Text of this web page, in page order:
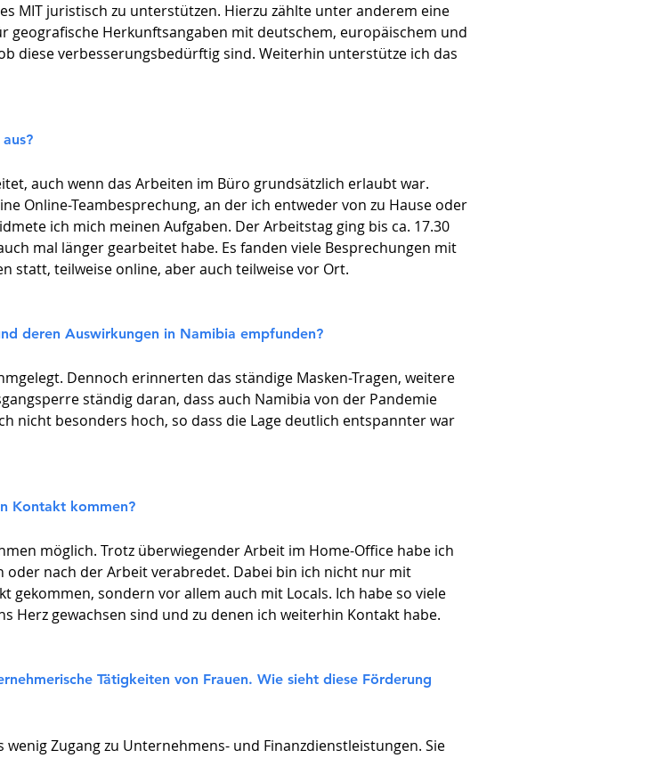
MIT juristisch zu unterstützen. Hierzu zählte unter anderem eine
geografische Herkunftsangaben mit deutschem, europäischem und
diese verbesserungsbedürftig sind. Weiterhin unterstütze ich das
auch wenn das Arbeiten im Büro grundsätzlich erlaubt war.
Online-Teambesprechung, an der ich entweder von zu Hause oder
ich mich meinen Aufgaben. Der Arbeitstag ging bis ca. 17.30
mal länger gearbeitet habe. Es fanden viele Besprechungen mit
statt, teilweise online, aber auch teilweise vor Ort.
deren Auswirkungen in Namibia empfunden?
Dennoch erinnerten das ständige Masken-Tragen, weitere
ständig daran, dass auch Namibia von der Pandemie
nicht besonders hoch, so dass die Lage deutlich entspannter war
Kontakt kommen?
möglich. Trotz überwiegender Arbeit im Home-Office habe ich
nach der Arbeit verabredet. Dabei bin ich nicht nur mit
gekommen, sondern vor allem auch mit Locals. Ich habe so viele
Herz gewachsen sind und zu denen ich weiterhin Kontakt habe.
Tätigkeiten von Frauen. Wie sieht diese Förderung
Zugang zu Unternehmens- und Finanzdienstleistungen. Sie